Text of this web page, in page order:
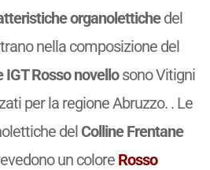
organolettichedel
nella composizione del
IGT Rosso novellosono Vitigni
per la regione Abruzzo. . Le
delColline Frentane
un colore Rosso